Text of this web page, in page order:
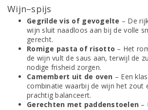
Wijn–spijs
Gegrilde vis of gevogelte – De
wijn sluit naadloos aan bij de volle
gerecht.
Romige pasta of risotto – Het
de wijn vult de saus aan, terwijl de
nodige frisheid zorgen.
Camembert uit de oven – Een
combinatie waarbij de wijn het zout
prachtig balanceert.
Gerechten met paddenstoelen –